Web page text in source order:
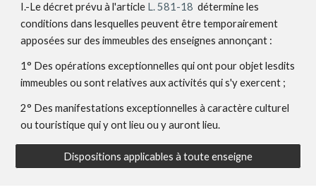
I.-Le décret prévu àl'article L. 581-18 détermine les
conditions dans lesquelles peuvent être temporairement
apposées sur des immeubles des enseignes annonçant :
1° Des opérations exceptionnelles qui ont pour objet lesdits
immeubles ou sont relatives aux activités qui s'y exercent ;
2° Des manifestations exceptionnelles à caractère culturel
ou touristique qui y ont lieu ou y auront lieu.
Dispositions applicables à toute enseigne